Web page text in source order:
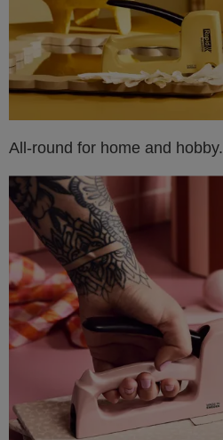
All-round for home and hobby.